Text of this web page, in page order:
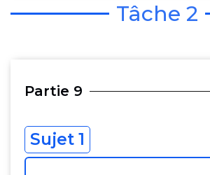
Tâche 2
Partie 9
Sujet 1